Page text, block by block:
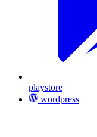
playstore
wordpress